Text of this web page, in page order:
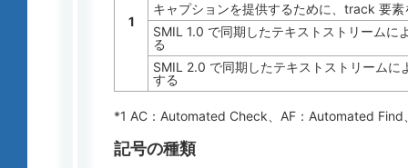
1
キャプションを提供するために、track 要素
SMIL 1.0 で同期したテキストストリームに
る
SMIL 2.0 で同期したテキストストリームに
する
*1 AC： Automated Check 、AF： Automated Find
記号の種類